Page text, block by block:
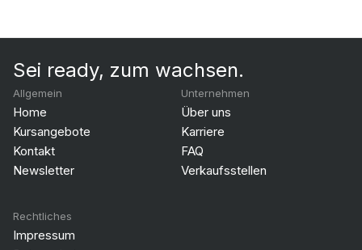
Sei ready, zum wachsen.
Allgemein
Home
Kursangebote
Kontakt
Newsletter
Unternehmen
Über uns
Karriere
FAQ
Verkaufsstellen
Rechtliches
Impressum